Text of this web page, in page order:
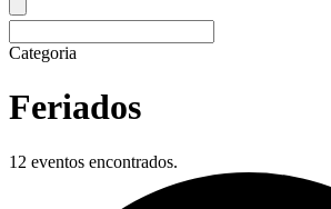
Categoria
Feriados
12 eventos encontrados.